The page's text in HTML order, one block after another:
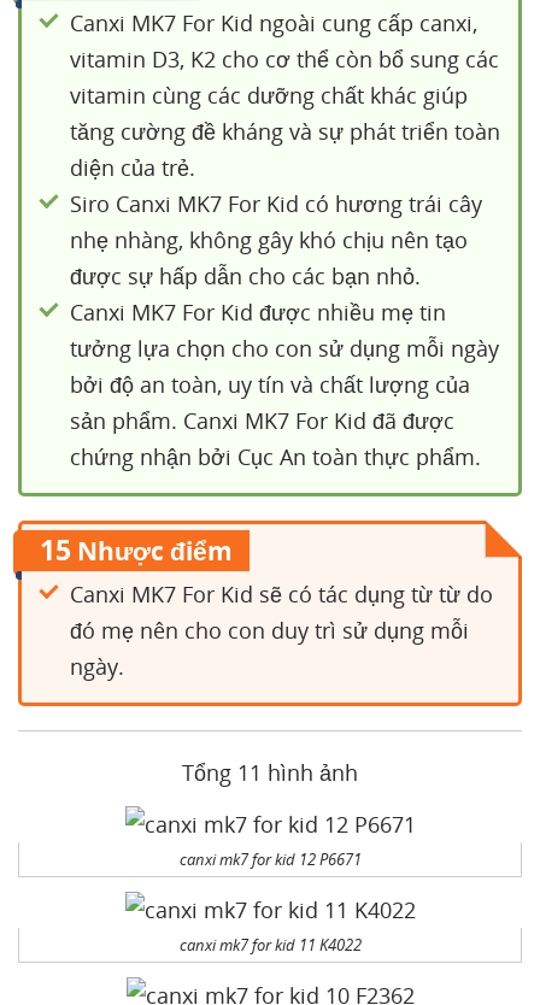
Canxi MK7 For Kid ngoài cung cấp canxi,
vitamin D3, K2 cho cơ thể còn bổ sung các
vitamin cùng các dưỡng chất khác giúp
tăng cường đề kháng và sự phát triển toàn
diện của trẻ.
Siro Canxi MK7 For Kid có hương trái cây
nhẹ nhàng, không gây khó chịu nên tạo
được sự hấp dẫn cho các bạn nhỏ.
Canxi MK7 For Kid được nhiều mẹ tin
tưởng lựa chọn cho con sử dụng mỗi ngày
bởi độ an toàn, uy tín và chất lượng của
sản phẩm. Canxi MK7 For Kid đã được
chứng nhận bởi Cục An toàn thực phẩm.
15 Nhược điểm
Canxi MK7 For Kid sẽ có tác dụng từ từ do
đó mẹ nên cho con duy trì sử dụng mỗi
ngày.
Tổng 11 hình ảnh
canxi mk7 for kid 12 P6671
canxi mk7 for kid 11 K4022